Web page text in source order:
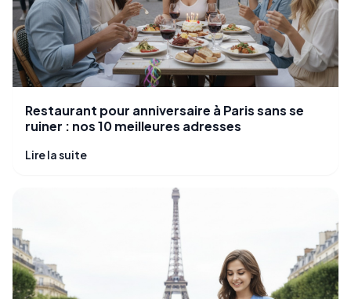
Restaurant pour anniversaire à Paris sans se
ruiner : nos 10 meilleures adresses
Lire la suite